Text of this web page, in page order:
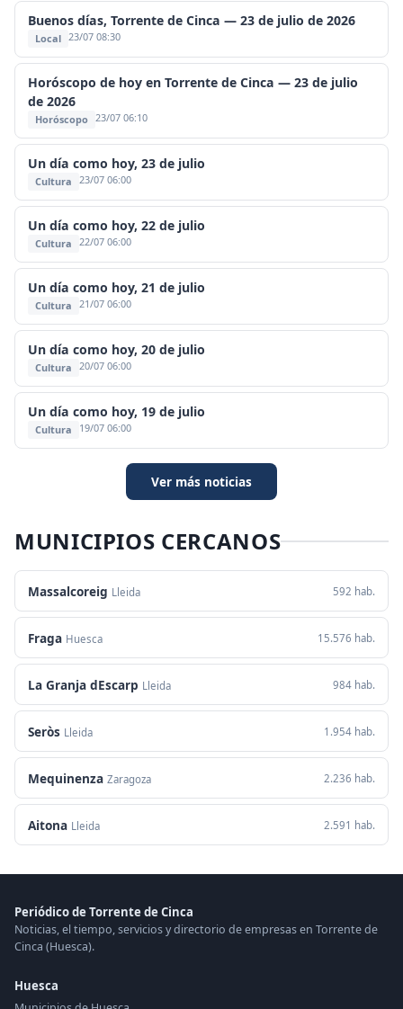
Buenos días, Torrente de Cinca — 23 de julio de 2026
Local 23/07 08:30
Horóscopo de hoy en Torrente de Cinca — 23 de julio
de 2026
Horóscopo 23/07 06:10
Un día como hoy, 23 de julio
Cultura 23/07 06:00
Un día como hoy, 22 de julio
Cultura 22/07 06:00
Un día como hoy, 21 de julio
Cultura 21/07 06:00
Un día como hoy, 20 de julio
Cultura 20/07 06:00
Un día como hoy, 19 de julio
Cultura 19/07 06:00
Ver más noticias
MUNICIPIOS CERCANOS
Massalcoreig Lleida 592 hab.
Fraga Huesca 15.576 hab.
La Granja dEscarp Lleida 984 hab.
Seròs Lleida 1.954 hab.
Mequinenza Zaragoza 2.236 hab.
Aitona Lleida 2.591 hab.
Periódico de Torrente de Cinca
Noticias, el tiempo, servicios y directorio de empresas en Torrente de
Cinca (Huesca).
Huesca